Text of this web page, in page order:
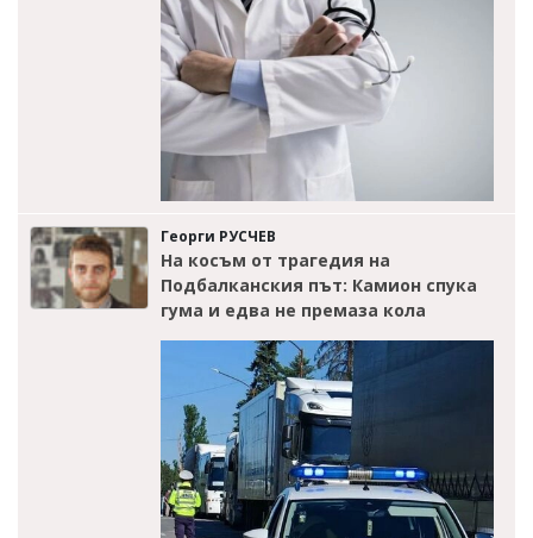
Георги РУСЧЕВ
На косъм от трагедия на
Подбалканския път: Камион спука
гума и едва не премаза кола